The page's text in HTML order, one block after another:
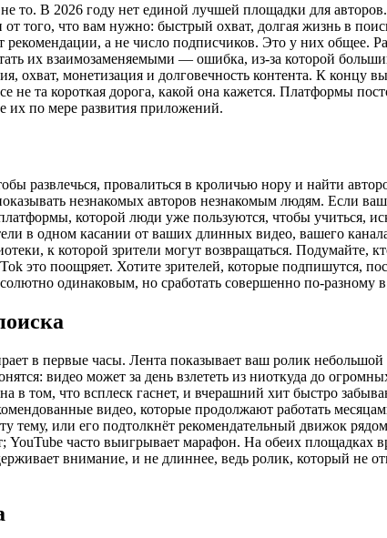
В 2026 году нет единой лучшей площадки для
того, что вам нужно: быстрый охват, долгая жизнь в
а не число подписчиков. Это у них общее.
их взаимозаменяемыми — ошибка, из-за которой
охват, монетизация и долговечность контента. К концу
та короткая дорога, какой она кажется. Платформы
их по мере развития приложений.
провалиться в кроличью нору и найти
незнакомых авторов незнакомым людям. Если
которой люди уже пользуются, чтобы учиться,
в одном касании от ваших длинных видео, вашего
к которой зрители могут возвращаться. Подумайте,
это поощряет. Хотите зрителей, которые подпишутся,
одинаковым, но сработать совершенно по-разному в
в первые часы. Лента показывает ваш ролик
видео может за день взлететь из ниоткуда до
в том, что всплеск гаснет, и вчерашний хит быстро
видео, которые продолжают работать
или его подтолкнёт рекомендательный движок
YouTube часто выигрывает марафон. На обеих площадках
внимание, и не длиннее, ведь ролик, который не